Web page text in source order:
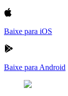
Baixe para iOS
Baixe para Android